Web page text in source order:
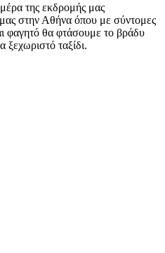
της εκδρομής μας
στην Αθήνα όπου με σύντομες
φαγητό θα φτάσουμε το βράδυ
ξεχωριστό ταξίδι.